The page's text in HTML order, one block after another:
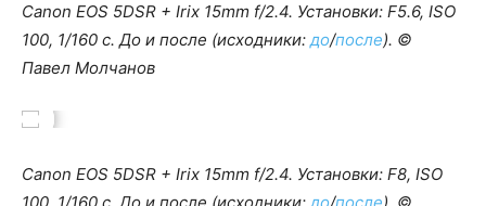
Canon EOS 5DSR + Irix 15mm f/2.4. Установки: F5.6, ISO
100, 1/160 c. До и после (исходники:до/после). ©
Павел Молчанов
Canon EOS 5DSR + Irix 15mm f/2.4. Установки: F8, ISO